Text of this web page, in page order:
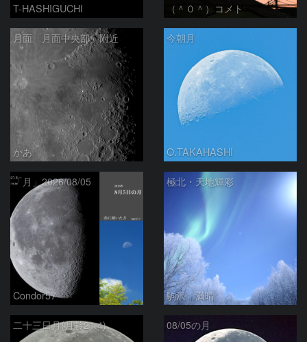
T-HASHIGUCHI （＾０＾）コメト
月面「月面中央部」附近
かあ
今朝月
O.TAKAHASHI
「月」2026/08/05
Condor57
極北・天地輝彩
駒沢 満晴
二十三日月(月齢21.4) 08/05の月